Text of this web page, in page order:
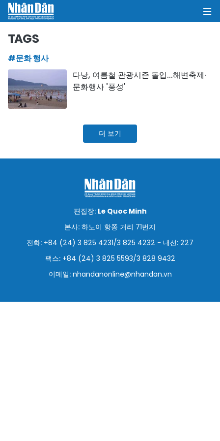
정치
비즈니스
사회
환경
문화
스포츠
과학기술
여행
세계
TAGS
#문화 행사
다낭, 여름철 관광시즌 돌입...해변축제·
문화행사 '풍성'
더 보기
편집장: Le Quoc Minh
본사: 하노이 항쫑 거리 71번지
전화: +84 (24) 3 825 4231/3 825 4232 - 내선: 227
팩스: +84 (24) 3 825 5593/3 828 9432
이메일: nhandanonline@nhandan.vn